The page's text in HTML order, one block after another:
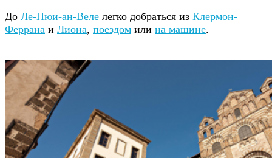
До Ле-Пюи-ан-Веле легко добраться из Клермон-
Феррана и Лиона, поездом или на машине.